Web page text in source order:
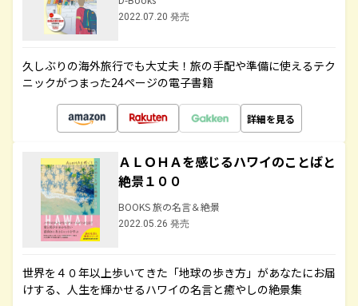
2022.07.20 発売
久しぶりの海外旅行でも大丈夫！旅の手配や準備に使えるテク
ニックがつまった24ページの電子書籍
詳細を見る
ＡＬＯＨＡを感じるハワイのことばと
絶景１００
BOOKS 旅の名言＆絶景
2022.05.26 発売
世界を４０年以上歩いてきた「地球の歩き方」があなたにお届
けする、人生を輝かせるハワイの名言と癒やしの絶景集